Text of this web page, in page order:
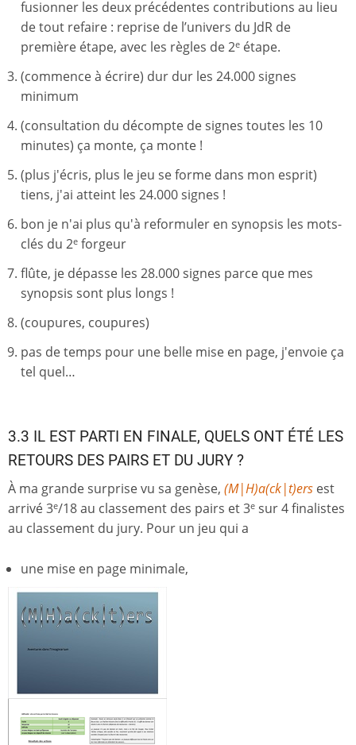
fusionner les deux précédentes contributions au lieu
de tout refaire : reprise de l’univers du JdR de
première étape, avec les règles de 2e étape.
(commence à écrire) dur dur les 24.000 signes
minimum
(consultation du décompte de signes toutes les 10
minutes) ça monte, ça monte !
(plus j'écris, plus le jeu se forme dans mon esprit)
tiens, j'ai atteint les 24.000 signes !
bon je n'ai plus qu'à reformuler en synopsis les mots-
clés du 2e forgeur
flûte, je dépasse les 28.000 signes parce que mes
synopsis sont plus longs !
(coupures, coupures)
pas de temps pour une belle mise en page, j'envoie ça
tel quel…
3.3 IL EST PARTI EN FINALE, QUELS ONT ÉTÉ LES
RETOURS DES PAIRS ET DU JURY ?
À ma grande surprise vu sa genèse, (M|H)a(ck|t)ers est
arrivé 3e/18 au classement des pairs et 3e sur 4 finalistes
au classement du jury. Pour un jeu qui a
une mise en page minimale,